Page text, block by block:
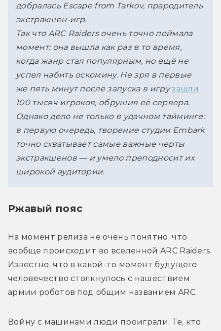
добралась Escape from Tarkov, прародитель
экстракшен-игр.
Так что ARC Raiders очень точно поймала
момент: она вышла как раз в то время,
когда жанр стал популярным, но ещё не
успел набить оскомину. Не зря в первые
же пять минут после запуска в игру зашли
100 тысяч игроков, обрушив её сервера.
Однако дело не только в удачном тайминге:
в первую очередь, творение студии Embark
точно схватывает самые важные черты
экстракшенов — и умело преподносит их
широкой аудитории.
Ржавый пояс
На момент релиза не очень понятно, что
вообще происходит во вселенной ARC Raiders.
Известно, что в какой-то момент будущего
человечество столкнулось с нашествием
армии роботов под общим названием ARC.
Войну с машинами люди проиграли. Те, кто